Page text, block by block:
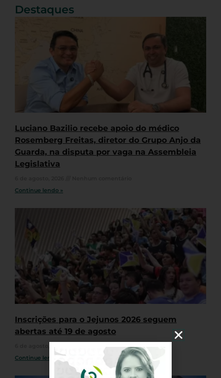
Destaques
Luciano Bazilio recebe apoio do médico
Rosemberg Freitas, diretor do Grupo Anjo da
Guarda, na disputa por vaga na Assembleia
Legislativa
Continue lendo »
Inscrições para o Jejunos 2026 seguem
abertas até 19 de agosto
Nenhum comentário
Continue lendo »